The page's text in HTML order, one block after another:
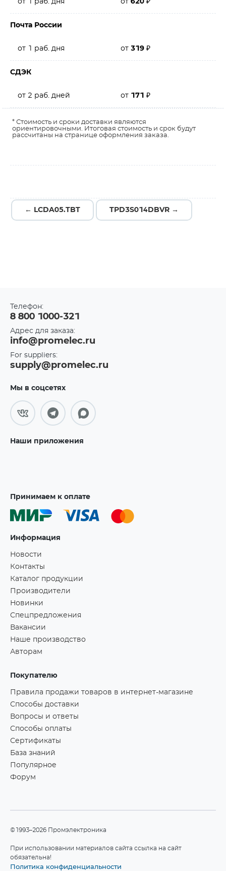
от 1 раб. дня от 620 ₽
Почта России
от 1 раб. дня от 319 ₽
СДЭК
от 2 раб. дней от 171 ₽
* Стоимость и сроки доставки являются
ориентировочными. Итоговая стоимость и срок будут
рассчитаны на странице оформления заказа.
← LCDA05.TBT TPD3S014DBVR →
Телефон:
8 800 1000-321
Адрес для заказа:
info@promelec.ru
For suppliers:
supply@promelec.ru
Мы в соцсетях
Наши приложения
Принимаем к оплате
Информация
Новости
Контакты
Каталог продукции
Производители
Новинки
Спецпредложения
Вакансии
Наше производство
Авторам
Покупателю
Правила продажи товаров в интернет-магазине
Способы доставки
Вопросы и ответы
Способы оплаты
Сертификаты
База знаний
Популярное
Форум
©1993–2026 Промэлектроника
При использовании материалов сайта ссылка на сайт
обязательна!
Политика конфиденциальности